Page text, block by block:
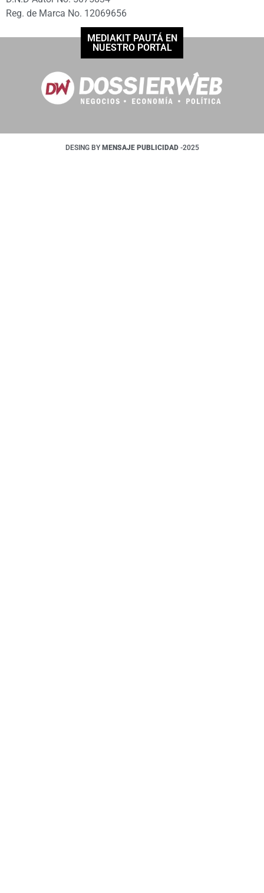
Reg. de Marca No. 12069656
MEDIAKIT PAUTÁ EN
NUESTRO PORTAL
DESING BY MENSAJE PUBLICIDAD -2025